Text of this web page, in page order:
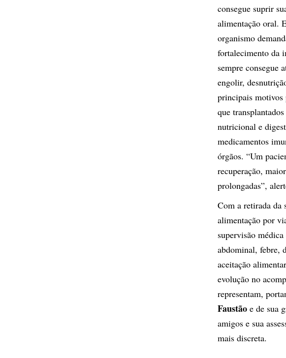
consegue suprir
alimentação oral.
organismo
fortalecimento da
sempre consegue
engolir,
principais motivos
que
nutricional e
medicamentos
órgãos. “Um
recuperação,
prolongadas”,
Com a retirada da
alimentação por
supervisão
abdominal, febre,
aceitação
evolução no
representam,
Faustão e de sua
amigos e sua
mais discreta.